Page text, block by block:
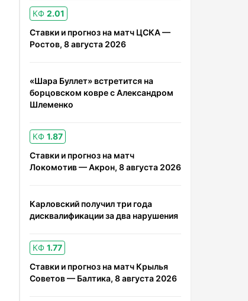
КФ 2.01
Ставки и прогноз на матч ЦСКА —
Ростов, 8 августа 2026
«Шара Буллет» встретится на
борцовском ковре с Александром
Шлеменко
КФ 1.87
Ставки и прогноз на матч
Локомотив — Акрон, 8 августа 2026
Карловский получил три года
дисквалификации за два нарушения
КФ 1.77
Ставки и прогноз на матч Крылья
Советов — Балтика, 8 августа 2026